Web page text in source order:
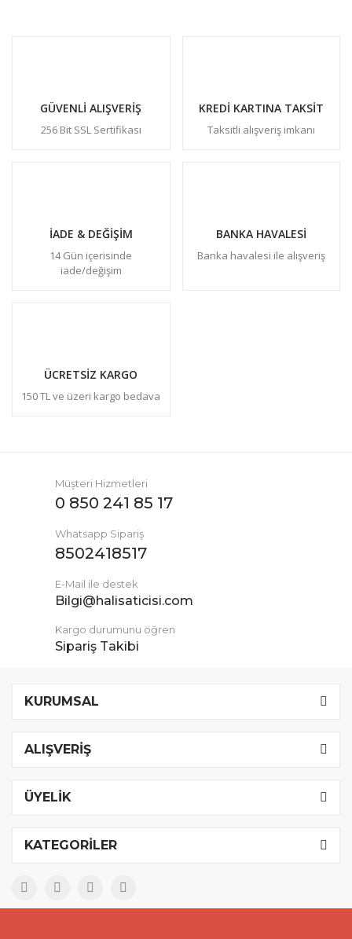
GÜVENLİ ALIŞVERİŞ
256 Bit SSL Sertifikası
KREDİ KARTINA TAKSİT
Taksitli alışveriş imkanı
İADE & DEĞİŞİM
14 Gün içerisinde
iade/değişim
BANKA HAVALESİ
Banka havalesi ile alışveriş
ÜCRETSİZ KARGO
150 TL ve üzeri kargo bedava
Müşteri Hizmetleri
0 850 241 85 17
Whatsapp Sipariş
8502418517
E-Mail ile destek
Bilgi@halisaticisi.com
Kargo durumunu öğren
Sipariş Takibi
KURUMSAL
ALIŞVERİŞ
ÜYELİK
KATEGORİLER